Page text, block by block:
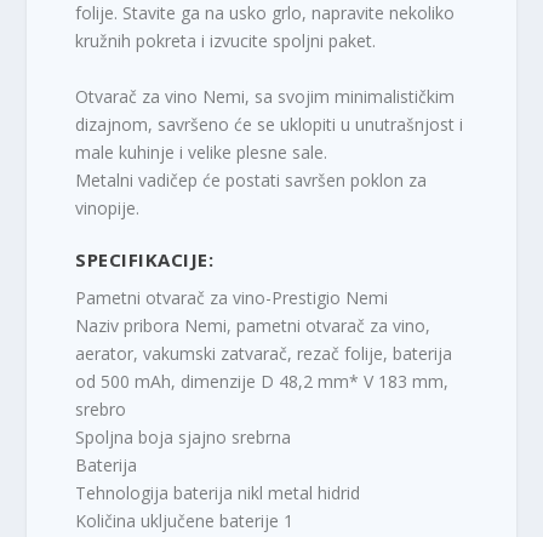
folije. Stavite ga na usko grlo, napravite nekoliko
kružnih pokreta i izvucite spoljni paket.
Otvarač za vino Nemi, sa svojim minimalističkim
dizajnom, savršeno će se uklopiti u unutrašnjost i
male kuhinje i velike plesne sale.
Metalni vadičep će postati savršen poklon za
vinopije.
SPECIFIKACIJE:
Pametni otvarač za vino-Prestigio Nemi
Naziv pribora Nemi, pametni otvarač za vino,
aerator, vakumski zatvarač, rezač folije, baterija
od 500 mAh, dimenzije D 48,2 mm* V 183 mm,
srebro
Spoljna boja sjajno srebrna
Baterija
Tehnologija baterija nikl metal hidrid
Količina uključene baterije 1